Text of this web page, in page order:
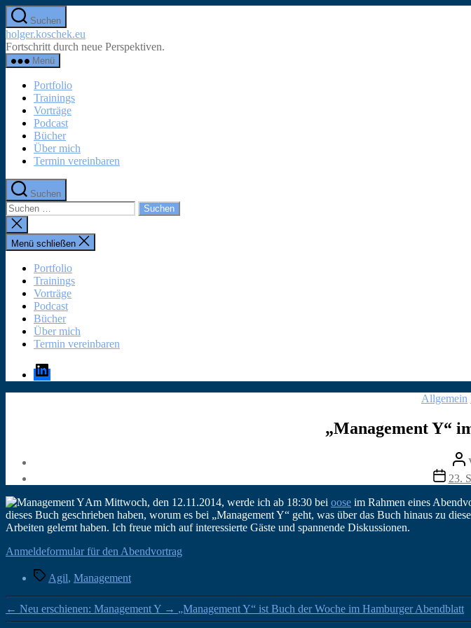
Zum
Inhalt
springen
Suchen
holger.koschek.eu
Fortschritt durch neue Perspektiven.
Menü
Portfolio
Trainings
Vorträge
Podcast
Bücher
Über mich
Termin vereinbaren
Suchen
Suchen
nach:
Suche
schließen
Menü schließen
Portfolio
Trainings
Vorträge
Podcast
Bücher
Über mich
Termin vereinbaren
LinkedIn
Allgemein
„Management Y“
23.
Am Mittwoch, den 12.11.2014, werde ich ab 18:30 bei oose im Rahmen eines
dieses Buch geschrieben haben, worum es bei „Management Y“ geht, was über das Buch hinaus zu
Arbeiten gelernt haben. Ich freue mich auf interessierte Gäste und spannende Diskussionen.
Anmeldeformular für den Abendvortrag
Schlagwörter
Agil, Management
← Neu erschienen: Management Y → „Management Y“ ist Buch der Woche im Hamburger Abendblatt